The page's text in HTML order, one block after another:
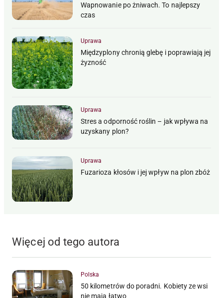
Wapnowanie po żniwach. To najlepszy
czas
Uprawa
Międzyplony chronią glebę i poprawiają jej
żyzność
Uprawa
Stres a odporność roślin – jak wpływa na
uzyskany plon?
Uprawa
Fuzarioza kłosów i jej wpływ na plon zbóż
Więcej od tego autora
Polska
50 kilometrów do poradni. Kobiety ze wsi
nie mają łatwo